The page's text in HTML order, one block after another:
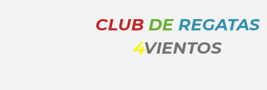
CLUB DE REGATAS
4VIENTOS